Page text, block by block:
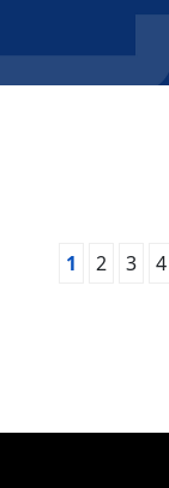
1 2 3 4